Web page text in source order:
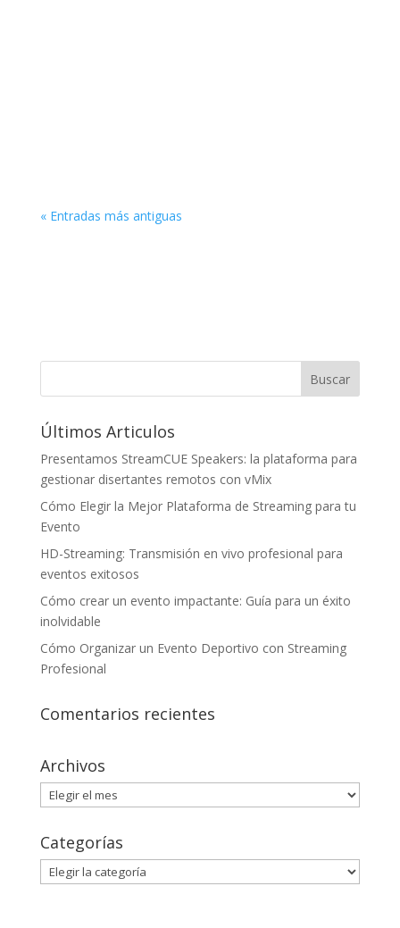
« Entradas más antiguas
Últimos Articulos
Presentamos StreamCUE Speakers: la plataforma para
gestionar disertantes remotos con vMix
Cómo Elegir la Mejor Plataforma de Streaming para tu
Evento
HD-Streaming: Transmisión en vivo profesional para
eventos exitosos
Cómo crear un evento impactante: Guía para un éxito
inolvidable
Cómo Organizar un Evento Deportivo con Streaming
Profesional
Comentarios recientes
Archivos
Archivos
Categorías
Categorías